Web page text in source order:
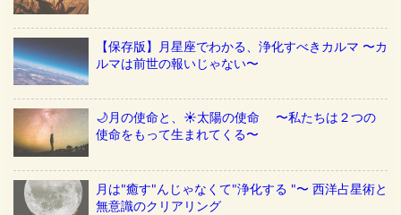
【保存版】月星座でわかる、浄化すべきカルマ 〜カ
ルマは前世の報いじゃない〜
🌙月の使命と、☀️太陽の使命 〜私たちは２つの
使命をもって生まれてくる〜
月は"癒す"んじゃなくて"浄化する "〜 西洋占星術と
無意識のクリアリング